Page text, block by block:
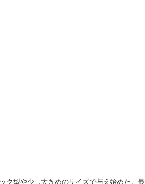
ク型や少し大きめのサイズで与え始めた。最